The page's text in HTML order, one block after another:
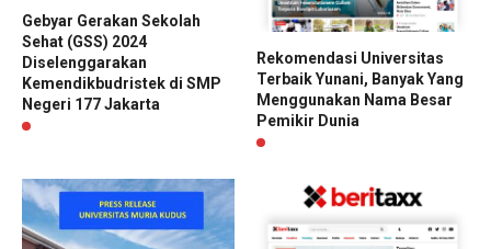
Gebyar Gerakan Sekolah
Sehat (GSS) 2024
Diselenggarakan
Kemendikbudristek di SMP
Negeri 177 Jakarta
Rekomendasi Universitas
Terbaik Yunani, Banyak Yang
Menggunakan Nama Besar
Pemikir Dunia